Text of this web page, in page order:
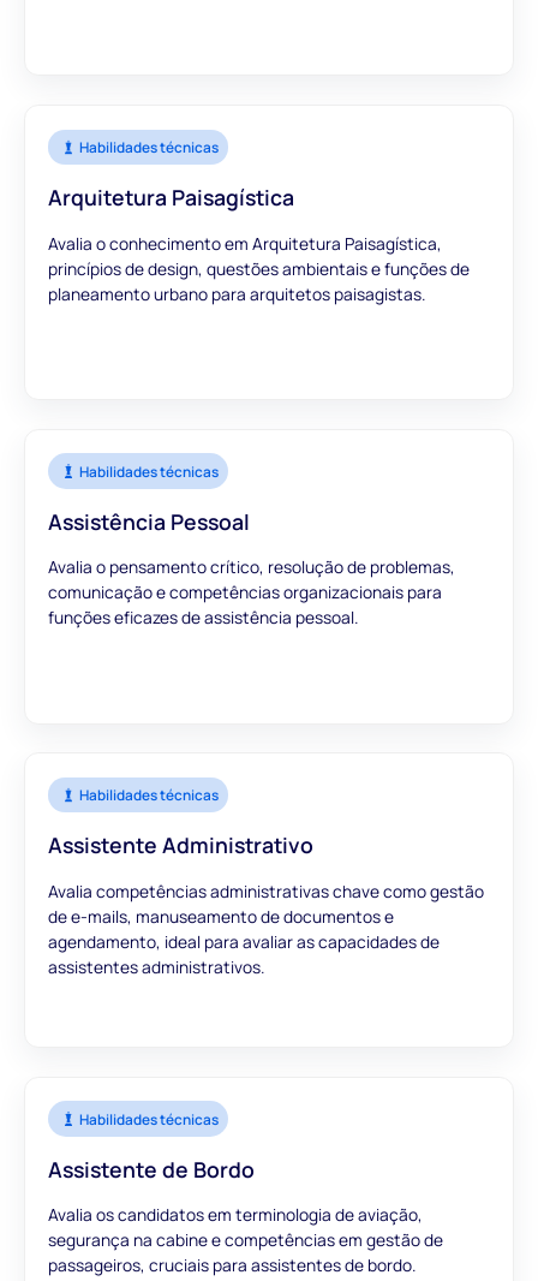
Habilidades técnicas
Arquitetura Paisagística
Avalia o conhecimento em Arquitetura Paisagística,
princípios de design, questões ambientais e funções de
planeamento urbano para arquitetos paisagistas.
Habilidades técnicas
Assistência Pessoal
Avalia o pensamento crítico, resolução de problemas,
comunicação e competências organizacionais para
funções eficazes de assistência pessoal.
Habilidades técnicas
Assistente Administrativo
Avalia competências administrativas chave como gestão
de e-mails, manuseamento de documentos e
agendamento, ideal para avaliar as capacidades de
assistentes administrativos.
Habilidades técnicas
Assistente de Bordo
Avalia os candidatos em terminologia de aviação,
segurança na cabine e competências em gestão de
passageiros, cruciais para assistentes de bordo.